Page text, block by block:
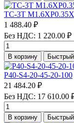
TC-3T
1 488.40 ₽
Без НДС: 1 220.00 ₽
В корзину
P40-S4-20-45-20-100
21 484.20 ₽
Без НДС: 17 610.00
В корзину